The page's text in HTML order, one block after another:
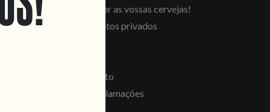
Quero vender as vossas cervejas!
Tours e eventos privados
Recrutamento
Livro de Reclamações